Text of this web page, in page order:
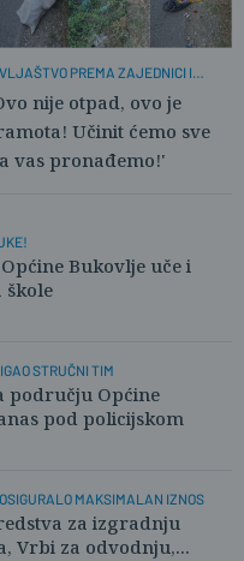
PREMA ZAJEDNICI I
nije otpad, ovo je
Učinit ćemo sve
vas pronađemo!'
Bukovlje uče i
škole
STRUČNI TIM
području Općine
pod policijskom
MAKSIMALAN IZNOS
za izgradnju
Vrbi za odvodnju,...